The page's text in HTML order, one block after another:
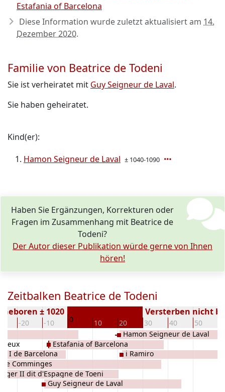
Estafania of Barcelona
Diese Information wurde zuletzt aktualisiert am 14.
Dezember 2020.
Familie von Beatrice de Todeni
Sie ist verheiratet mit Guy Seigneur de Laval.
Sie haben geheiratet.
Kind(er):
Hamon Seigneur de Laval ± 1040-1090
Haben Sie Ergänzungen, Korrekturen oder
Fragen im Zusammenhang mit Beatrice de
Todeni?
Der Autor dieser Publikation würde gerne von Ihnen
hören!
Zeitbalken Beatrice de Todeni
-20 -10 0 10 20 30 40 50
Geboren ± 1020 Versterben nicht
I de Barcelona
Comminges
II dit d'Espagne de Toeni
Guy Seigneur de Laval
Estafania of Barcelona
Hamon Seigneur de Laval
i Ramiro